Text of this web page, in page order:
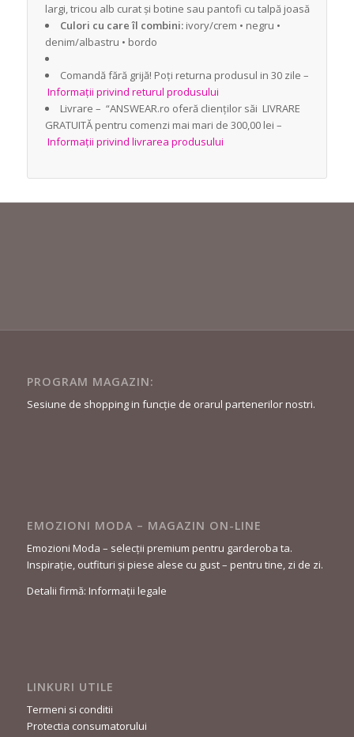
largi, tricou alb curat și botine sau pantofi cu talpă joasă
Culori cu care îl combini:ivory/crem • negru •
denim/albastru • bordo
Comandă fără grijă! Poți returna produsul in 30 zile –
Informații privind returul produsului
Livrare – “ANSWEAR.ro oferă clienților săi LIVRARE
GRATUITĂ pentru comenzi mai mari de 300,00 lei –
Informații privind livrarea produsului
PROGRAM MAGAZIN:
Sesiune de shopping in funcție de orarul partenerilor nostri.
EMOZIONI MODA – MAGAZIN ON-LINE
Emozioni Moda – selecții premium pentru garderoba ta.
Inspirație, outfituri și piese alese cu gust – pentru tine, zi de zi.
Detalii firmă: Informații legale
LINKURI UTILE
Termeni si conditii
Protectia consumatorului